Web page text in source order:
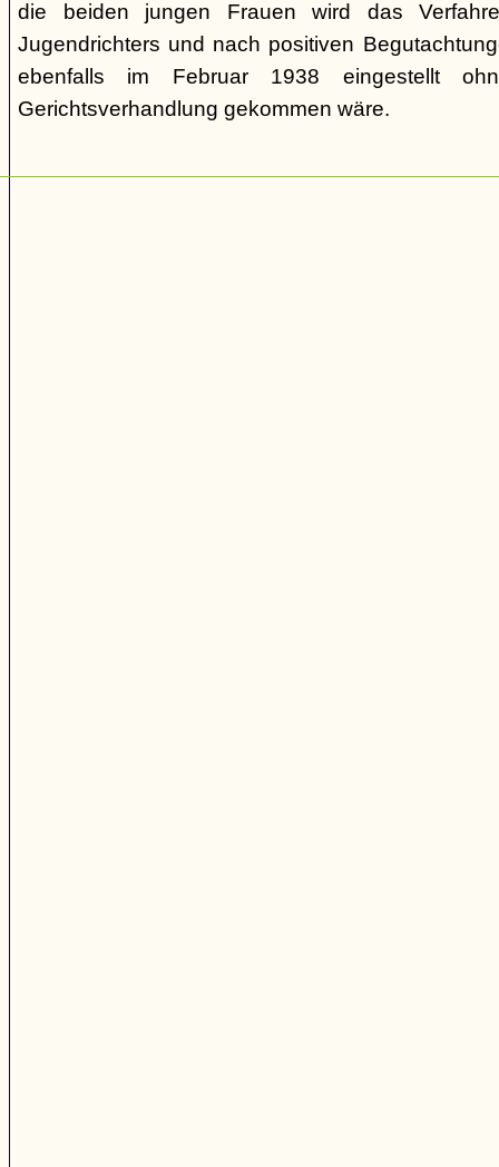
die beiden jungen Frauen wird das
Jugendrichters und nach positiven
ebenfalls im Februar 1938 eingestellt
Gerichtsverhandlung gekommen wäre.